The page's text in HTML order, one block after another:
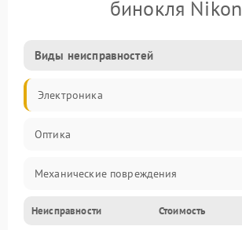
бинокля Nikon
Виды неисправностей
Электроника
Оптика
Механические повреждения
Видео
Неисправности Стоимость